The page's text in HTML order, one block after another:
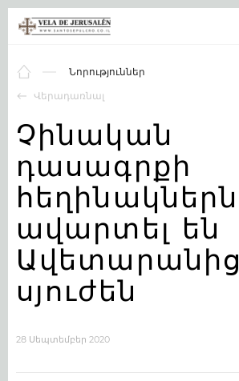
Վիրտուալ տուր
Վերադառնալ
Նորություններ
Չինական
դասագրքի
հեղինակներն
ավարտել են
Ավետարանից
սյուժեն
28 Սեպտեմբեր 2020